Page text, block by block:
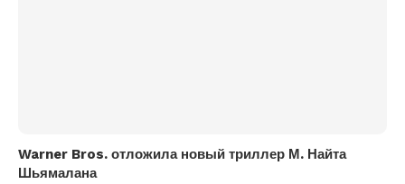
Warner Bros. отложила новый триллер М. Найта
Шьямалана